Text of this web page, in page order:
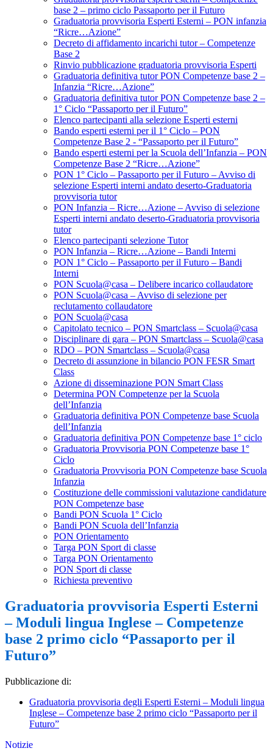
base 2 – primo ciclo Passaporto per il Futuro
Graduatoria provvisoria Esperti Esterni – PON infanzia
“Ricre…Azione”
Decreto di affidamento incarichi tutor – Competenze
Base 2
Rinvio pubblicazione graduatoria provvisoria Esperti
Graduatoria definitiva tutor PON Competenze base 2 –
Infanzia “Ricre…Azione”
Graduatoria definitiva tutor PON Competenze base 2 –
1° Ciclo “Passaporto per il Futuro”
Elenco partecipanti alla selezione Esperti esterni
Bando esperti esterni per il 1° Ciclo – PON
Competenze Base 2 - “Passaporto per il Futuro”
Bando esperti esterni per la Scuola dell’Infanzia – PON
Competenze Base 2 “Ricre…Azione”
PON 1° Ciclo – Passaporto per il Futuro – Avviso di
selezione Esperti interni andato deserto-Graduatoria
provvisoria tutor
PON Infanzia – Ricre…Azione – Avviso di selezione
Esperti interni andato deserto-Graduatoria provvisoria
tutor
Elenco partecipanti selezione Tutor
PON Infanzia – Ricre…Azione – Bandi Interni
PON 1° Ciclo – Passaporto per il Futuro – Bandi
Interni
PON Scuola@casa – Delibere incarico collaudatore
PON Scuola@casa – Avviso di selezione per
reclutamento collaudatore
PON Scuola@casa
Capitolato tecnico – PON Smartclass – Scuola@casa
Disciplinare di gara – PON Smartclass – Scuola@casa
RDO – PON Smartclass – Scuola@casa
Decreto di assunzione in bilancio PON FESR Smart
Class
Azione di disseminazione PON Smart Class
Determina PON Competenze per la Scuola
dell’Infanzia
Graduatoria definitiva PON Competenze base Scuola
dell’Infanzia
Graduatoria definitiva PON Competenze base 1° ciclo
Graduatoria Provvisoria PON Competenze base 1°
Ciclo
Graduatoria Provvisoria PON Competenze base Scuola
Infanzia
Costituzione delle commissioni valutazione candidature
PON Competenze base
Bandi PON Scuola 1° Ciclo
Bandi PON Scuola dell’Infanzia
PON Orientamento
Targa PON Sport di classe
Targa PON Orientamento
PON Sport di classe
Richiesta preventivo
Graduatoria provvisoria Esperti Esterni
– Moduli lingua Inglese – Competenze
base 2 primo ciclo “Passaporto per il
Futuro”
Pubblicazione di:
Graduatoria provvisoria degli Esperti Esterni – Moduli lingua
Inglese – Competenze base 2 primo ciclo “Passaporto per il
Futuro”
Notizie